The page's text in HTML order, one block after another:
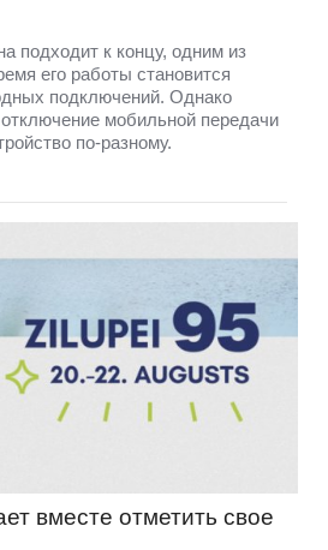
подходит к концу, одним из
его работы становится
подключений. Однако
мобильной передачи
по-разному.
вместе отметить свое